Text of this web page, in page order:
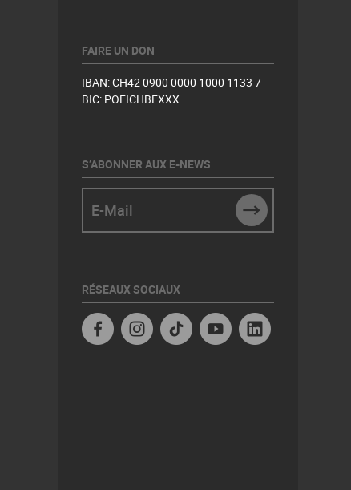
FAIRE UN DON
IBAN: CH42 0900 0000 1000 1133 7
BIC: POFICHBEXXX
S’ABONNER AUX E-NEWS
SUBMIT
RÉSEAUX SOCIAUX
FacebookInstagramTikTok YouTube